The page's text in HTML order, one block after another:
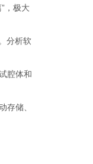
，极大
分析软
腔体和
存储、